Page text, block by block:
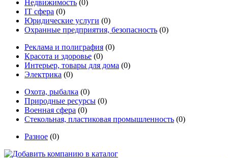
Недвижимость (0)
IT сфера (0)
Юридические услуги (0)
Охранные предприятия, безопасность (0)
Реклама и полиграфия (0)
Красота и здоровье (0)
Интерьер, товары для дома (0)
Электрика (0)
Охота, рыбалка (0)
Природные ресурсы (0)
Военная сфера (0)
Стекольная, пластиковая промышленность (0)
Разное (0)